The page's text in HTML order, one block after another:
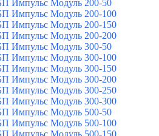
Импульс Модуль 200-50
Импульс Модуль 200-100
Импульс Модуль 200-150
Импульс Модуль 200-200
Импульс Модуль 300-50
Импульс Модуль 300-100
Импульс Модуль 300-150
Импульс Модуль 300-200
Импульс Модуль 300-250
Импульс Модуль 300-300
Импульс Модуль 500-50
Импульс Модуль 500-100